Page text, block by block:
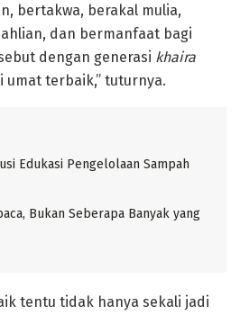
bertakwa, berakal mulia,
dan bermanfaat bagi
dengan generasi khaira
umat terbaik,” tuturnya.
Edukasi Pengelolaan Sampah
Bukan Seberapa Banyak yang
tentu tidak hanya sekali jadi